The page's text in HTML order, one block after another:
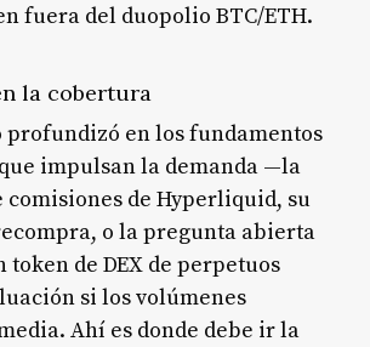
fuera del duopolio BTC/ETH.
la cobertura
en los fundamentos
impulsan la demanda —la
comisiones de Hyperliquid, su
o la pregunta abierta
token de DEX de perpetuos
si los volúmenes
Ahí es donde debe ir la